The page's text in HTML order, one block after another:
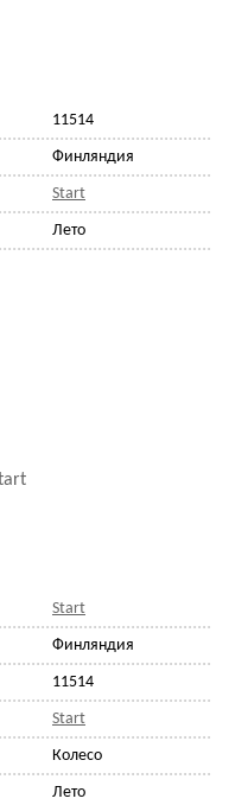
11514
Финляндия
Start
Лето
Start
Финляндия
11514
Start
Колесо
Лето